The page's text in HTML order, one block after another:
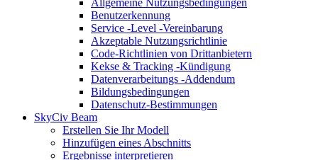
Allgemeine Nutzungsbedingungen
Benutzerkennung
Service -Level -Vereinbarung
Akzeptable Nutzungsrichtlinie
Code-Richtlinien von Drittanbietern
Kekse & Tracking -Kündigung
Datenverarbeitungs -Addendum
Bildungsbedingungen
Datenschutz-Bestimmungen
SkyCiv Beam
Erstellen Sie Ihr Modell
Hinzufügen eines Abschnitts
Ergebnisse interpretieren